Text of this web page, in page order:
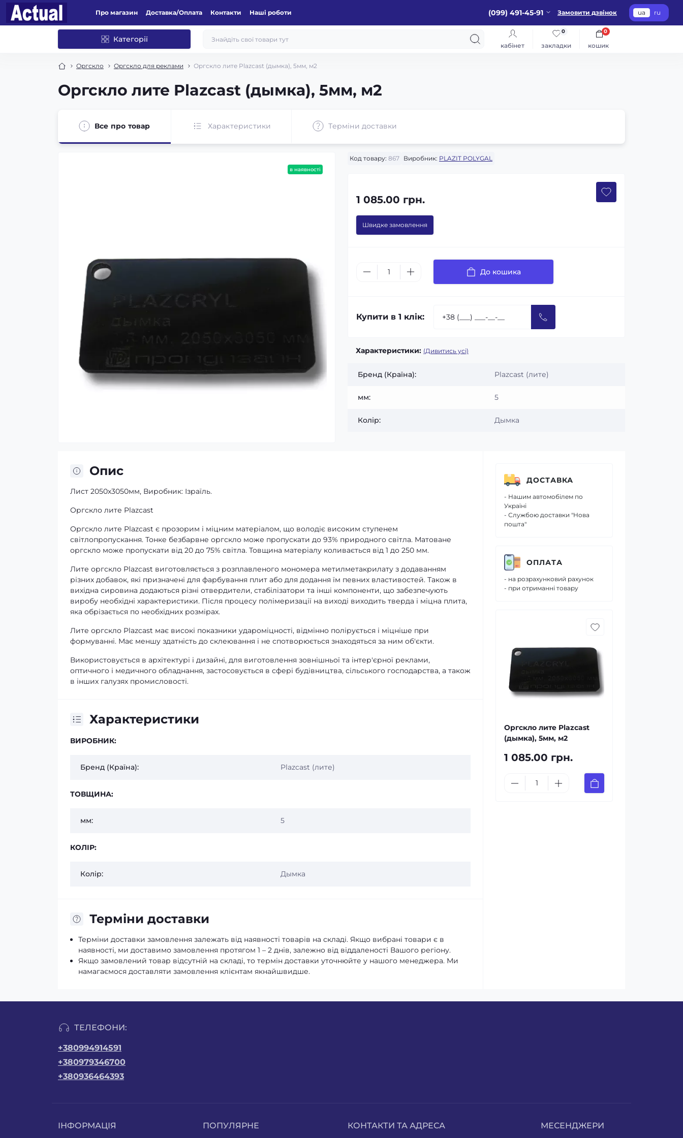
Про магазин Доставка/Оплата Контакти Наші роботи (099) 491-45-91 Замовити дзвінок ua ru
Категорії
кабінет закладки
0
кошик
0
Оргскло Оргскло для реклами Оргскло лите Plazcast (дымка), 5мм, м2
Оргскло лите Plazcast (дымка), 5мм, м2
Все про товар Характеристики Терміни доставки
в наявності
Код товару: 867 Виробник: PLAZIT POLYGAL
1 085.00 грн.
Швидке замовлення
До кошика
Купити в 1 клік:
Характеристики: (Дивитись усі)
Бренд (Країна): Plazcast (лите)
мм: 5
Колір: Дымка
Опис
Лист 2050х3050мм, Виробник: Ізраїль.
Оргскло лите Plazcast
Оргскло лите Plazcast є прозорим і міцним матеріалом, що володіє високим ступенем
світлопропускання. Тонке безбарвне оргскло може пропускати до 93% природного світла. Матоване
оргскло може пропускати від 20 до 75% світла. Товщина матеріалу коливається від 1 до 250 мм.
Лите оргскло Plazcast виготовляється з розплавленого мономера метилметакрилату з додаванням
різних добавок, які призначені для фарбування плит або для додання їм певних властивостей. Також в
вихідна сировина додаються різні отвердители, стабілізатори та інші компоненти, що забезпечують
виробу необхідні характеристики. Після процесу полімеризації на виході виходить тверда і міцна плита,
яка обрізається по необхідних розмірах.
Лите оргскло Plazcast має високі показники удароміцності, відмінно полірується і міцніше при
формуванні. Має меншу здатність до склеювання і не спотворюється знаходяться за ним об'єкти.
Використовується в архітектурі і дизайні, для виготовлення зовнішньої та інтер'єрної реклами,
оптичного і медичного обладнання, застосовується в сфері будівництва, сільського господарства, а також
в інших галузях промисловості.
Характеристики
ВИРОБНИК:
Бренд (Країна): Plazcast (лите)
ТОВЩИНА:
мм: 5
КОЛІР:
Колір: Дымка
Терміни доставки
Терміни доставки замовлення залежать від наявності товарів на складі. Якщо вибрані товари є в
наявності, ми доставимо замовлення протягом 1 – 2 днів, залежно від віддаленості Вашого регіону.
Якщо замовлений товар відсутній на складі, то термін доставки уточнюйте у нашого менеджера. Ми
намагаємося доставляти замовлення клієнтам якнайшвидше.
ДОСТАВКА
- Нашим автомобілем по
Україні
- Службою доставки "Нова
пошта"
ОПЛАТА
- на розрахунковий рахунок
- при отриманні товару
Оргскло лите Plazcast
(дымка), 5мм, м2
1 085.00 грн.
ТЕЛЕФОНИ:
+380994914591
+380979346700
+380936464393
ІНФОРМАЦІЯ ПОПУЛЯРНЕ КОНТАКТИ ТА АДРЕСА МЕСЕНДЖЕРИ